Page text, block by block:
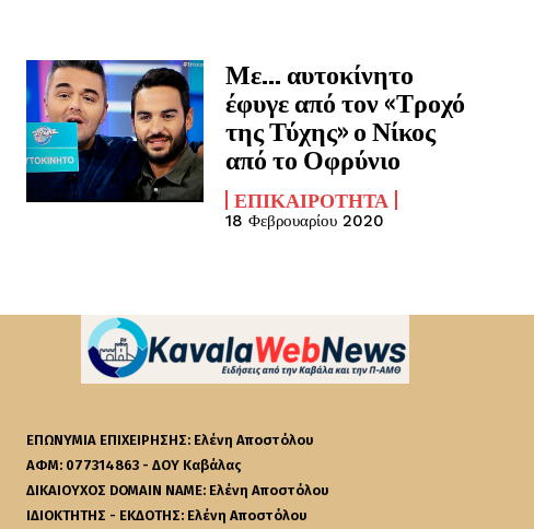
Με… αυτοκίνητο
έφυγε από τον «Τροχό
της Τύχης» ο Νίκος
από το Οφρύνιο
ΕΠΙΚΑΙΡΌΤΗΤΑ
18 Φεβρουαρίου 2020
ΕΠΩΝΥΜΙΑ ΕΠΙΧΕΙΡΗΣΗΣ: Ελένη Αποστόλου
ΑΦΜ: 077314863 - ΔΟΥ Καβάλας
ΔΙΚΑΙΟΥΧΟΣ DOMAIN NAME: Ελένη Αποστόλου
ΙΔΙΟΚΤΗΤΗΣ - ΕΚΔΟΤΗΣ: Ελένη Αποστόλου